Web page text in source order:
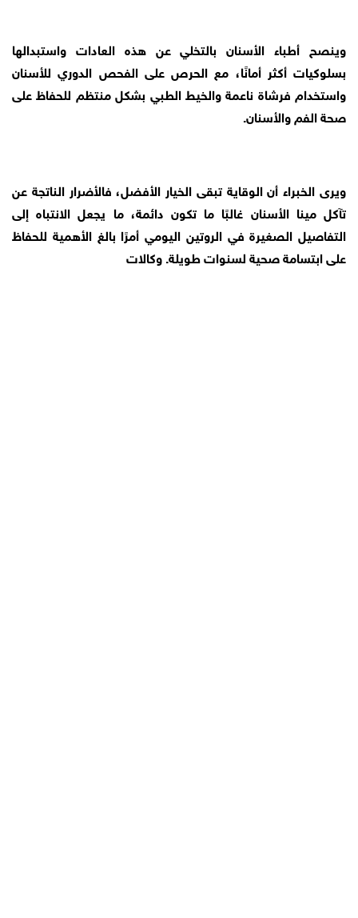
وينصح أطباء الأسنان بالتخلي عن هذه العادات واستبدالها
بسلوكيات أكثر أمانًا، مع الحرص على الفحص الدوري للأسنان
واستخدام فرشاة ناعمة والخيط الطبي بشكل منتظم للحفاظ على
صحة الفم والأسنان.
ويرى الخبراء أن الوقاية تبقى الخيار الأفضل، فالأضرار الناتجة عن
تآكل مينا الأسنان غالبًا ما تكون دائمة، ما يجعل الانتباه إلى
التفاصيل الصغيرة في الروتين اليومي أمرًا بالغ الأهمية للحفاظ
على ابتسامة صحية لسنوات طويلة. وكالات